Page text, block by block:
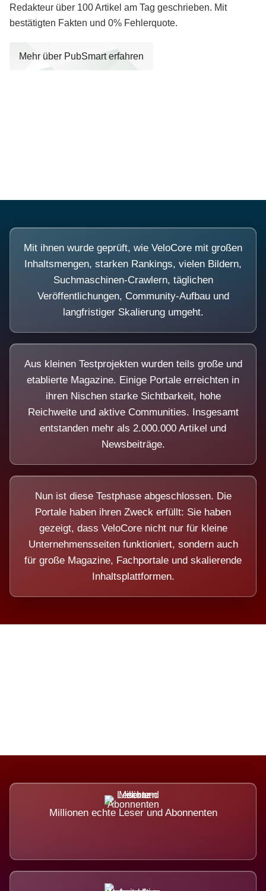
Redakteur über 100 Artikel am Tag geschrieben. Mit
bestätigten Fakten und 0% Fehlerquote.
Mehr über PubSmart erfahren
Mit ihnen wurde geprüft, wie VeloCore mit großen
Inhaltsmengen, starken Rankings, vielen Bildern,
Suchmaschinen-Crawlern, täglichen
Veröffentlichungen, Community-Aufbau und
langfristiger Skalierung umgeht.
Aus kleinen Testprojekten wurden teils große und
etablierte Magazine. Einige Portale erreichten in
ihren Nischen starke Sichtbarkeit, hohe
Reichweite und aktive Communities. Insgesamt
entstanden mehr als 2.000.000 Artikel und
Newsbeiträge.
Nun ist diese Testphase abgeschlossen. Die
Portale haben ihren Zweck erfüllt: Sie haben
gezeigt, dass VeloCore nicht nur für kleine
Unternehmensseiten funktioniert, sondern auch
für große Magazine, Fachportale und skalierende
Inhaltsplattformen.
Millionen echte Leser und Abonnenten